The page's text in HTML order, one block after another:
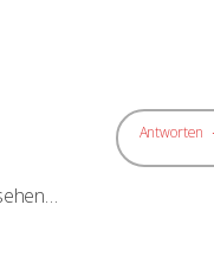
Antworten